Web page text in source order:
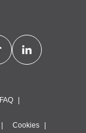
FAQ
Cookies